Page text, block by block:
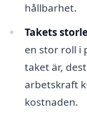
hållbarhet.
Takets
en stor roll i
taket är,
arbetskraft
kostnaden.